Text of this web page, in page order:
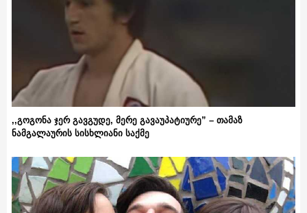
,,გოგონა ჯერ გავგუდე, მერე გავაუპატიურე” – თამაზ
ნამგალაურის სისხლიანი საქმე